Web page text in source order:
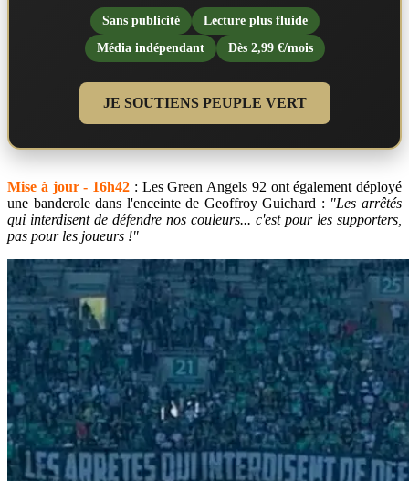
Sans publicité
Lecture plus fluide
Média indépendant
Dès 2,99 €/mois
JE SOUTIENS PEUPLE VERT
Mise à jour - 16h42 : Les Green Angels 92 ont également déployé
une banderole dans l'enceinte de Geoffroy Guichard : "Les arrêtés
qui interdisent de défendre nos couleurs... c'est pour les supporters,
pas pour les joueurs !"